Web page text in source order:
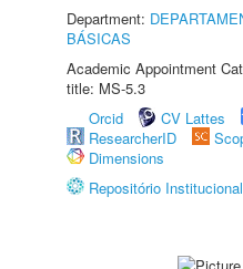
Department:
BÁSICAS
Academic Appointment
title: MS-5.3
Orcid
CV Lattes
ResearcherID
Dimensions
Repositório